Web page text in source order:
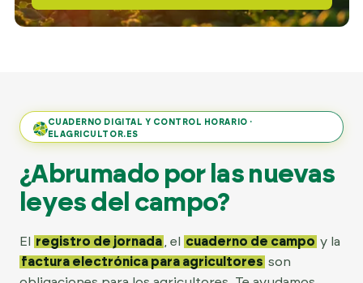
CUADERNO DIGITAL Y CONTROL HORARIO ·
ELAGRICULTOR.ES
¿Abrumado por las nuevas
leyes del campo?
El registro de jornada , el cuaderno de campo y la
factura electrónica para agricultores son